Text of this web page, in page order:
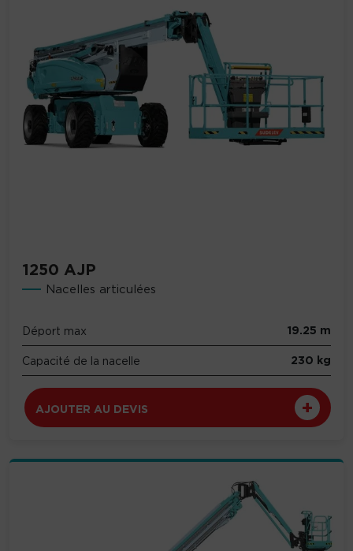
1250 AJP
Nacelles articulées
Déport max 19.25 m
Capacité de la nacelle 230 kg
AJOUTER AU DEVIS